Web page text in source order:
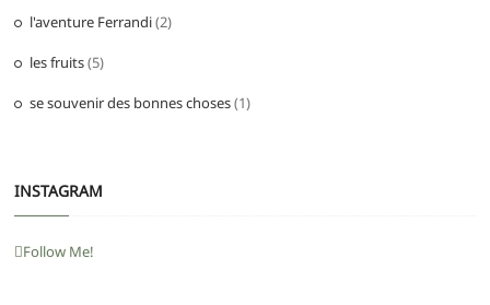
l'aventure Ferrandi(2)
les fruits(5)
se souvenir des bonnes choses(1)
INSTAGRAM
Follow Me!